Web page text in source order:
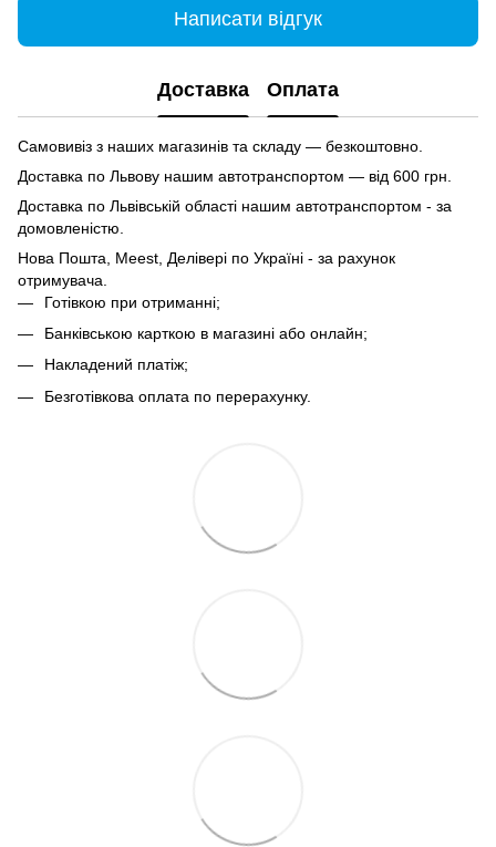
Написати відгук
Доставка Оплата
Самовивіз з наших магазинів та складу — безкоштовно.
Доставка по Львову нашим автотранспортом — від 600 грн.
Доставка по Львівській області нашим автотранспортом - за
домовленістю.
Нова Пошта, Meest, Делівері по Україні - за рахунок
отримувача.
Готівкою при отриманні;
Банківською карткою в магазині або онлайн;
Накладений платіж;
Безготівкова оплата по перерахунку.